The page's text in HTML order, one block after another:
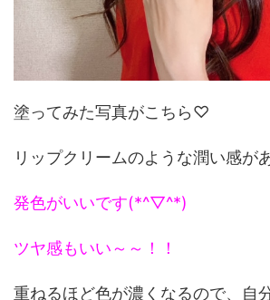
塗ってみた写真がこちら♡
リップクリームのような潤い感が
発色がいいです(*^▽^*)
ツヤ感もいい～～！！
重ねるほど色が濃くなるので、自